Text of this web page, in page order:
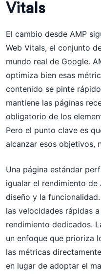
Vitals
El cambio desde AMP
Web Vitals, el conjunto
mundo real de Google.
optimiza bien esas
contenido se pinte
mantiene las páginas
obligatorio de los
Pero el punto clave es
alcanzar esos objetivos,
Una página estándar
igualar el rendimiento
diseño y la
las velocidades rápidas
rendimiento dedicados.
un enfoque que prioriza
las métricas
en lugar de adoptar el